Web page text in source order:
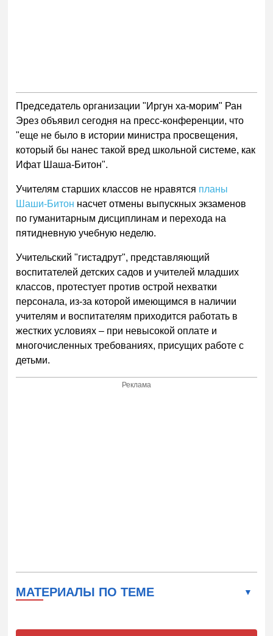
Председатель организации "Иргун ха-морим" Ран
Эрез объявил сегодня на пресс-конференции, что
"еще не было в истории министра просвещения,
который бы нанес такой вред школьной системе, как
Ифат Шаша-Битон".
Учителям старших классов не нравятся планы
Шаши-Битон насчет отмены выпускных экзаменов
по гуманитарным дисциплинам и перехода на
пятидневную учебную неделю.
Учительский "гистадрут", представляющий
воспитателей детских садов и учителей младших
классов, протестует против острой нехватки
персонала, из-за которой имеющимся в наличии
учителям и воспитателям приходится работать в
жестких условиях – при невысокой оплате и
многочисленных требованиях, присущих работе с
детьми.
Реклама
МАТЕРИАЛЫ ПО ТЕМЕ